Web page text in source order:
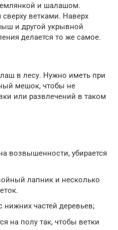
и шалашом.
ветками. Наверх
и другой укрывной
делается то же самое.
в лесу. Нужно иметь при
мешок, чтобы не
или развлечений в таком
возвышенности, убирается
лапник и несколько
нижних частей деревьев;
на полу так, чтобы ветки